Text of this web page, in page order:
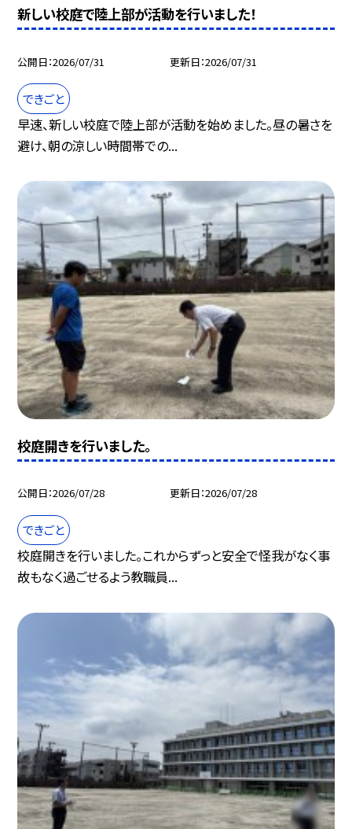
新しい校庭で陸上部が活動を行いました！
公開日 2026/07/31 更新日 2026/07/31
できごと
早速、新しい校庭で陸上部が活動を始めました。昼の暑さを
避け、朝の涼しい時間帯での...
校庭開きを行いました。
公開日 2026/07/28 更新日 2026/07/28
できごと
校庭開きを行いました。これからずっと安全で怪我がなく事
故もなく過ごせるよう教職員...